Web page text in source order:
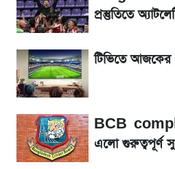
রবির বড় সাফল্য! আয় কম
গ্রাহক বৃদ্ধি
শেয়ার বিজকে লিগ্যাল
বিতর্ক
সৌদিতে বাংলাদেশিদের
নিয়ম
প্রস্তুতিতে
টিভিতে আজকের
BCB
এলো গুরুত্বপূর্ণ